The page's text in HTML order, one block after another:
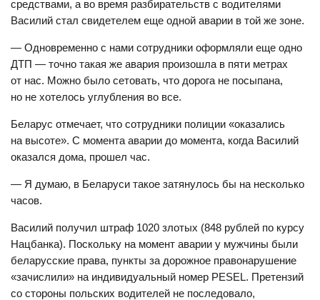
средствами, а во время разбирательств с водителями
Василий стал свидетелем еще одной аварии в той же зоне.
— Одновременно с нами сотрудники оформляли еще одно
ДТП — точно такая же авария произошла в пяти метрах
от нас. Можно было сетовать, что дорога не посыпана,
но не хотелось углубления во все.
Беларус отмечает, что сотрудники полиции «оказались
на высоте». С момента аварии до момента, когда Василий
оказался дома, прошел час.
— Я думаю, в Беларуси такое затянулось бы на несколько
часов.
Василий получил штраф 1020 злотых (848 рублей по курсу
Нацбанка). Поскольку на момент аварии у мужчины были
беларусские права, пункты за дорожное правонарушение
«зачислили» на индивидуальный номер PESEL. Претензий
со стороны польских водителей не последовало,